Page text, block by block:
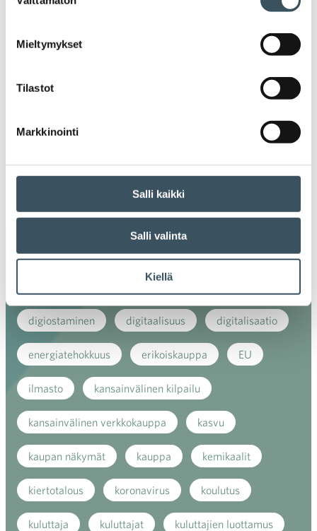
valinta
Mieltymykset
Tilastot
Markkinointi
Salli kaikki
Salli valinta
Kiellä
2022
2021
Avainsanat
digiostaminen digitaalisuus digitalisaatio
energiatehokkuus erikoiskauppa EU
ilmasto kansainvälinen kilpailu
kansainvälinen verkkokauppa kasvu
kaupan näkymät kauppa kemikaalit
kiertotalous koronavirus koulutus
kuluttaja kuluttajat kuluttajien luottamus